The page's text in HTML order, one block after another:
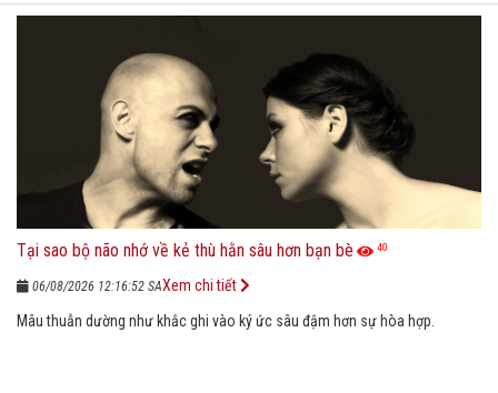
Tại sao bộ não nhớ về kẻ thù hằn sâu hơn bạn bè 40
06/08/2026 12:16:52 SA
Mâu thuẫn dường như khắc ghi vào ký ức sâu đậm hơn sự hòa hợp.
Xem chi tiết